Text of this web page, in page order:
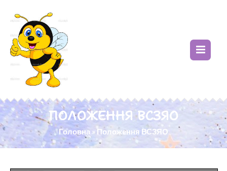
ПОЛОЖЕННЯ ВСЗЯО
Головна » Положення ВСЗЯО